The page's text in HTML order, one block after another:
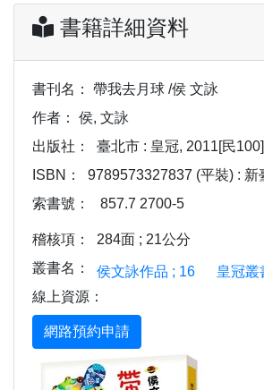
書籍詳細資料
書刊名：
帶我去月球 /侯 文詠
作者：
侯, 文詠
出版社：
臺北市 : 皇冠, 2011[民100]
ISBN：
9789573327837 (平裝) : 新
索書號：
857.7 2700-5
稽核項：
284面 ; 21公分
叢書名：
侯文詠作品 ; 16
皇冠叢
線上資源：